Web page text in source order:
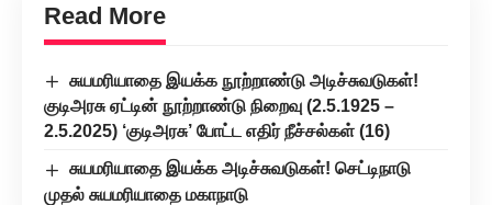
Read More
சுயமரியாதை இயக்க நூற்றாண்டு அடிச்சுவடுகள்!
குடிஅரசு ஏட்டின் நூற்றாண்டு நிறைவு (2.5.1925 –
2.5.2025) ‘குடிஅரசு’ போட்ட எதிர் நீச்சல்கள் (16)
சுயமரியாதை இயக்க அடிச்சுவடுகள்! செட்டிநாடு
முதல் சுயமரியாதை மகாநாடு